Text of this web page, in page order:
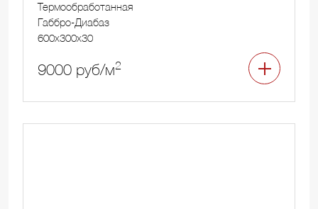
Термообработанная
Габбро-Диабаз
600x300x30
9000 руб/м2